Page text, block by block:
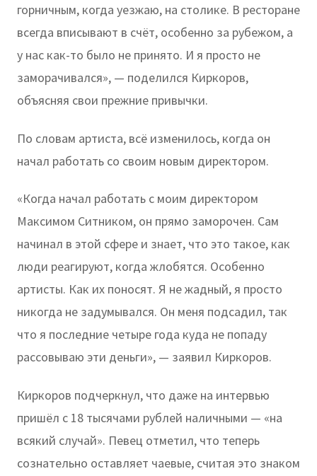
горничным, когда уезжаю, на столике. В ресторане
всегда вписывают в счёт, особенно за рубежом, а
у нас как-то было не принято. И я просто не
заморачивался», — поделился Киркоров,
объясняя свои прежние привычки.
По словам артиста, всё изменилось, когда он
начал работать со своим новым директором.
«Когда начал работать с моим директором
Максимом Ситником, он прямо заморочен. Сам
начинал в этой сфере и знает, что это такое, как
люди реагируют, когда жлобятся. Особенно
артисты. Как их поносят. Я не жадный, я просто
никогда не задумывался. Он меня подсадил, так
что я последние четыре года куда не попаду
рассовываю эти деньги», — заявил Киркоров.
Киркоров подчеркнул, что даже на интервью
пришёл с 18 тысячами рублей наличными — «на
всякий случай». Певец отметил, что теперь
сознательно оставляет чаевые, считая это знаком